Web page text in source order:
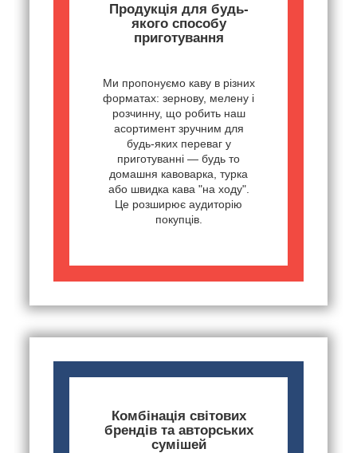
Продукція для будь-
якого способу
приготування
Ми пропонуємо каву в різних
форматах: зернову, мелену і
розчинну, що робить наш
асортимент зручним для
будь-яких переваг у
приготуванні — будь то
домашня кавоварка, турка
або швидка кава "на ходу".
Це розширює аудиторію
покупців.
Комбінація світових
брендів та авторських
сумішей